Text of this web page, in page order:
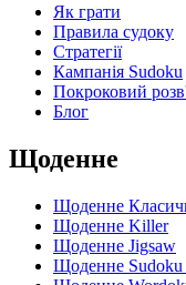
Як грати
Правила судоку
Стратегії
Кампанія Sudoku
Покроковий
Блог
Щоденне
Щоденне
Щоденне Killer
Щоденне Jigsaw
Щоденне